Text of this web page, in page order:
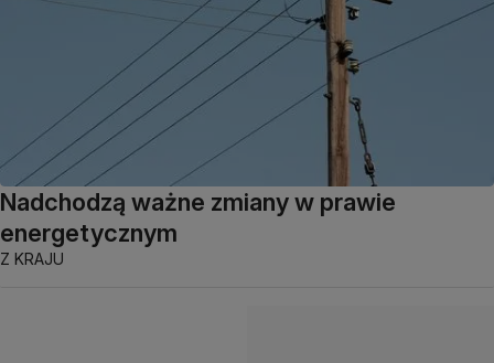
Nadchodzą ważne zmiany w prawie
energetycznym
Z KRAJU